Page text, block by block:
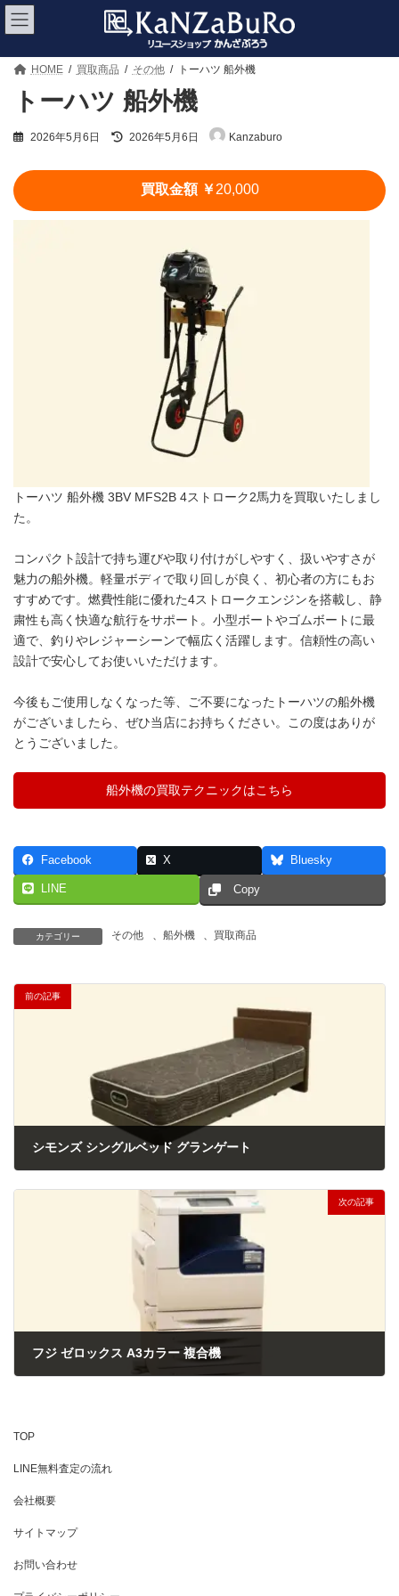
コ
ン
テ
ン
ナ
ビ
ゲ
ー
HOME 買取商品 その他 トーハツ 船外機
トーハツ 船外機
2026年5月6日
最
:
2026年5月6日 Kanzaburo
買取金額 ￥20,000
トーハツ 船外機 3BV MFS2B 4ストローク2馬力を買取いたしまし
た。
コンパクト設計で持ち運びや取り付けがしやすく、扱いやすさが
魅力の船外機。軽量ボディで取り回しが良く、初心者の方にもお
すすめです。燃費性能に優れた4ストロークエンジンを搭載し、静
粛性も高く快適な航行をサポート。小型ボートやゴムボートに最
適で、釣りやレジャーシーンで幅広く活躍します。信頼性の高い
設計で安心してお使いいただけます。
今後もご使用しなくなった等、ご不要になったトーハツの船外機
がございましたら、ぜひ当店にお持ちください。この度はありが
とうございました。
船外機の買取テクニックはこちら
Facebook X Bluesky
LINE Copy
カテゴリー その他 、 船外機 、 買取商品
前の記事
シモンズ シングルベッド グランゲート
次の記事
フジ ゼロックス A3カラー 複合機
TOP
LINE無料査定の流れ
会社概要
サイトマップ
お問い合わせ